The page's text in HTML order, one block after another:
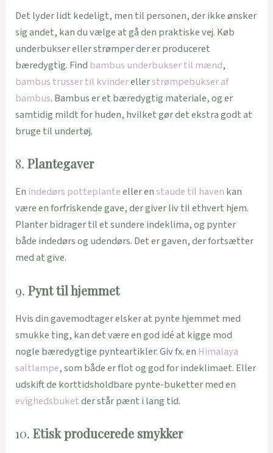
Det lyder lidt kedeligt, men til personen, der ikke ønsker
sig andet, kan du vælge at gå den praktiske vej. Køb
underbukser eller strømper der er produceret
bæredygtig. Find bambus underbukser til mænd,
bambus trusser til kvinderellerstrømpebukser af
bambus. Bambus er et bæredygtig materiale, og er
samtidig mildt for huden, hvilket gør det ekstra godt at
bruge til undertøj.
8.Plantegaver
En indedørs potteplanteeller enstaude til haven kan
være en forfriskende gave, der giver liv til ethvert hjem.
Planter bidrager til et sundere indeklima, og pynter
både indedørs og udendørs. Det er gaven, der fortsætter
med at give.
9.Pynt til hjemmet
Hvis din gavemodtager elsker at pynte hjemmet med
smukke ting, kan det være en god idé at kigge mod
nogle bæredygtige pynteartikler. Giv fx. en Himalaya
saltlampe, som både er flot og god for indeklimaet. Eller
udskift de korttidsholdbare pynte-buketter med en
evighedsbuketder står pænt i lang tid.
10.Etisk producerede smykker